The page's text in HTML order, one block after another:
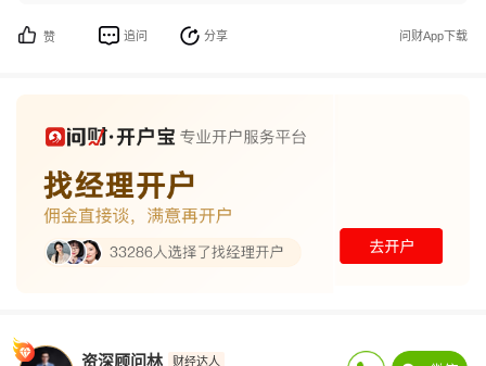
赞 追问 分享 问财App下载
资深顾问林 财经达人